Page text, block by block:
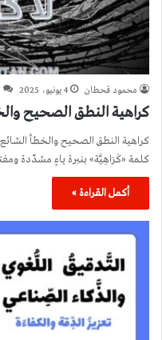
محمود قحطان 4 يونيو، 2025
كراهية النطق الصحيح
كراهية النطق الصحيح والخطأ
كلمة «كَرَاهِيَّة» بنبرة ياءٍ مشدّدة
أكمل القراءة »